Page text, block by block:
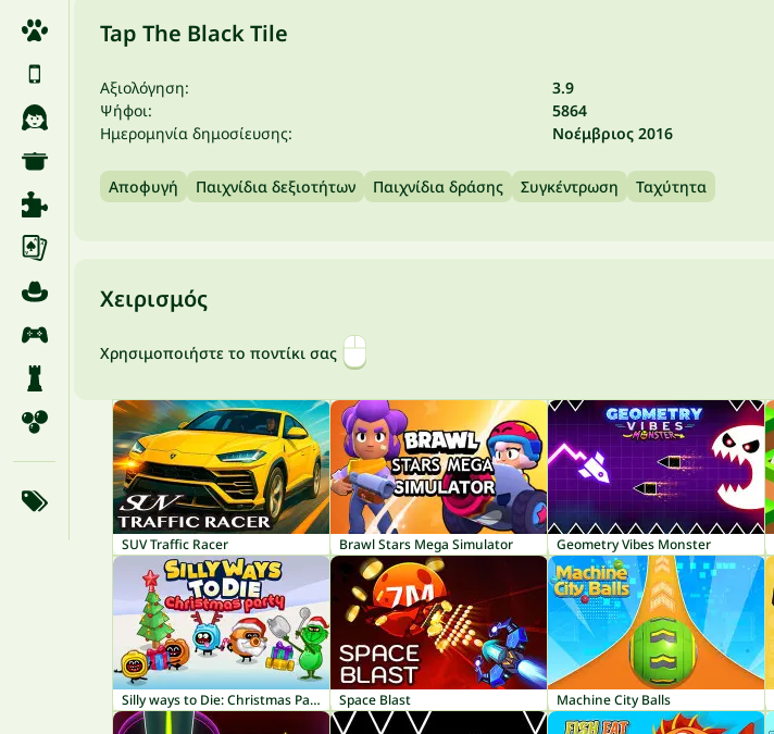
Tap The Black Tile
Αξιολόγηση:
3.9
Ψήφοι:
5864
Ημερομηνία δημοσίευσης:
Νοέμβριος 2016
Αποφυγή Παιχνίδια δεξιοτήτων Παιχνίδια δράσης Συγκέντρωση Ταχύτητα
Χειρισμός
Χρησιμοποιήστε το ποντίκι σας
SUV Traffic Racer Brawl Stars Mega Simulator Geometry Vibes Monster
Silly ways to Die: Christmas Party Space Blast Machine City Balls